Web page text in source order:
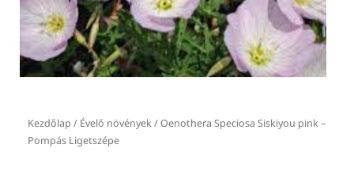
Kezdőlap / Évelő növények/ Oenothera Speciosa Siskiyou pink –
Pompás Ligetszépe